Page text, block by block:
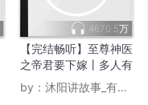
4670.5万
【完结畅听】至尊神医
之帝君要下嫁丨多人有
声剧丨战西野原著丨古
言女强甜爽文
by： 沐阳讲故事_有声之年